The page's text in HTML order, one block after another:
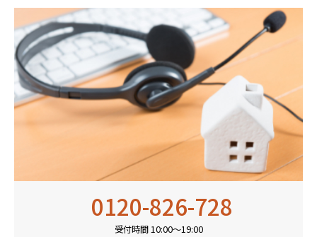
0120-826-728
受付時間 10:00〜19:00